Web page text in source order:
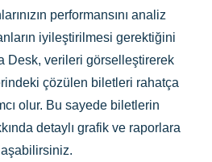
performansını analiz
iyileştirilmesi gerektiğini
Desk, verileri görselleştirerek
çözülen biletleri rahatça
olur. Bu sayede biletlerin
detaylı grafik ve raporlara